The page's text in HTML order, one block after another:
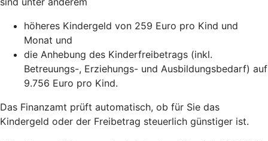
höheres Kindergeld von 259 Euro pro Kind und
Monat und
die Anhebung des Kinderfreibetrags (inkl.
Betreuungs-, Erziehungs- und Ausbildungsbedarf) auf
9.756 Euro pro Kind.
Das Finanzamt prüft automatisch, ob für Sie das
Kindergeld oder der Freibetrag steuerlich günstiger ist.